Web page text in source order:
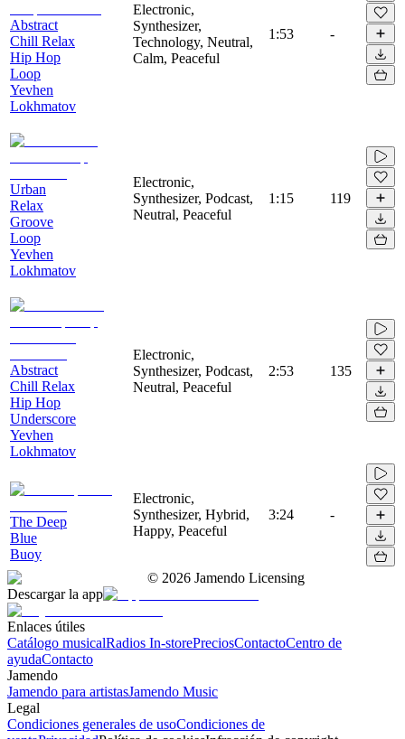
Abstract
Chill Relax
Hip Hop
Loop
Yevhen
Lokhmatov
Electronic,
Synthesizer,
Technology, Neutral,
Calm, Peaceful
1:53 -
Urban
Relax
Groove
Loop
Yevhen
Lokhmatov
Electronic,
Synthesizer, Podcast,
Neutral, Peaceful
1:15 119
Abstract
Chill Relax
Hip Hop
Underscore
Yevhen
Lokhmatov
Electronic,
Synthesizer, Podcast,
Neutral, Peaceful
2:53 135
The Deep
Blue
Buoy
Electronic,
Synthesizer, Hybrid,
Happy, Peaceful
3:24 -
© 2026 Jamendo Licensing
Descargar la app
Enlaces útiles
Catálogo musicalRadios In-storePreciosContactoCentro de
ayudaContacto
Jamendo
Jamendo para artistasJamendo Music
Legal
Condiciones generales de usoCondiciones de